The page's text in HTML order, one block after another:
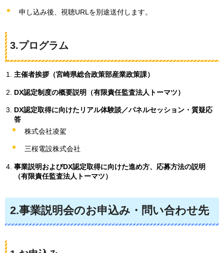
申し込み後、視聴URLを別途送付します。
3.プログラム
主催者挨拶（宮崎県総合政策部産業政策課）
DX認定制度の概要説明（有限責任監査法人トーマツ）
DX認定取得に向けたリアル体験談／パネルセッション・質疑応
答
株式会社凌駕
三桜電設株式会社
事業説明およびDX認定取得に向けた進め方、応募方法の説明
（有限責任監査法人トーマツ）
2.事業説明会のお申込み・問い合わせ先